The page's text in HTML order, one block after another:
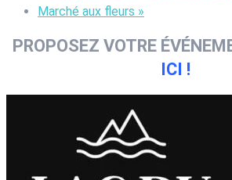
Marché aux fleurs »
PROPOSEZ VOTRE
ICI !